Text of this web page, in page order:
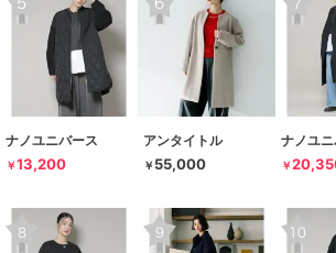
ナノユニバース
￥13,200
アンタイトル
￥ 55,000
ナノユ
￥